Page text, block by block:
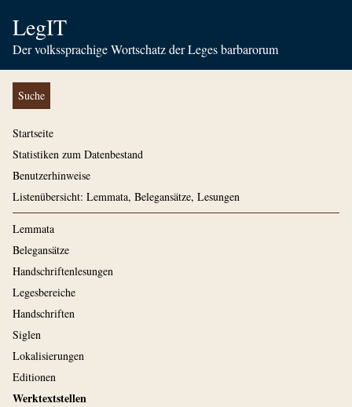
LegIT
Der volkssprachige Wortschatz der Leges barbarorum
Suche
Startseite
Statistiken zum Datenbestand
Benutzerhinweise
Listenübersicht: Lemmata, Belegansätze, Lesungen
Lemmata
Belegansätze
Handschriftenlesungen
Legesbereiche
Handschriften
Siglen
Lokalisierungen
Editionen
Werktextstellen